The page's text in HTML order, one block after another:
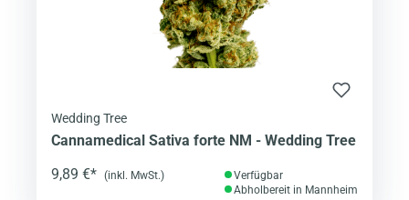
Wedding Tree
Cannamedical Sativa forte NM - Wedding Tree
9,89 €* (inkl. MwSt.)
Verfügbar
Abholbereit in Mannheim